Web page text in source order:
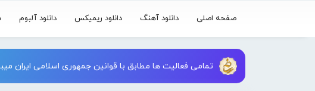
صفحه اصلی دانلود آهنگ دانلود ریمیکس دانلود آلبوم
تمامی فعالیت ها مطابق با قوانین جمهوری اسلامی ایران